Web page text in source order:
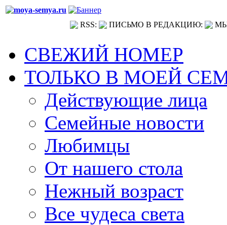
RSS: ПИСЬМО В РЕДАКЦИЮ:
СВЕЖИЙ НОМЕР
ТОЛЬКО В МОЕЙ
Действующие лица
Семейные новости
Любимцы
От нашего стола
Нежный возраст
Все чудеса света